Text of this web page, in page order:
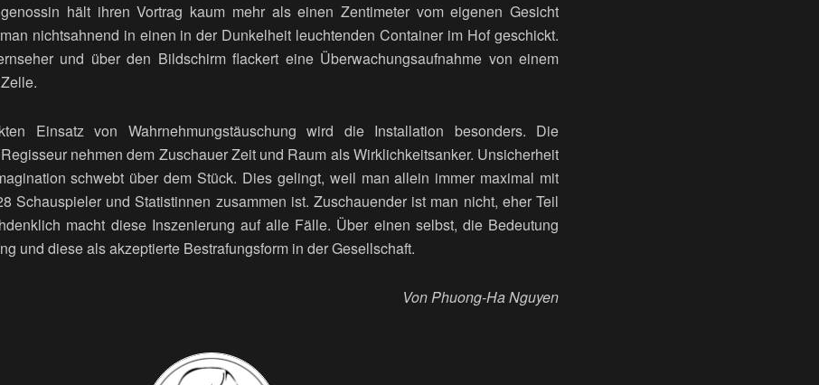
hält ihren Vortrag kaum mehr als einen Zentimeter vom eigenen Gesicht
nichtsahnend in einen in der Dunkelheit leuchtenden Container im Hof geschickt.
und über den Bildschirm flackert eine Überwachungsaufnahme von einem
Einsatz von Wahrnehmungstäuschung wird die Installation besonders. Die
nehmen dem Zuschauer Zeit und Raum als Wirklichkeitsanker. Unsicherheit
schwebt über dem Stück. Dies gelingt, weil man allein immer maximal mit
Schauspieler und Statistinnen zusammen ist. Zuschauender ist man nicht, eher Teil
macht diese Inszenierung auf alle Fälle. Über einen selbst, die Bedeutung
und diese als akzeptierte Bestrafungsform in der Gesellschaft.
Von Phuong-Ha Nguyen